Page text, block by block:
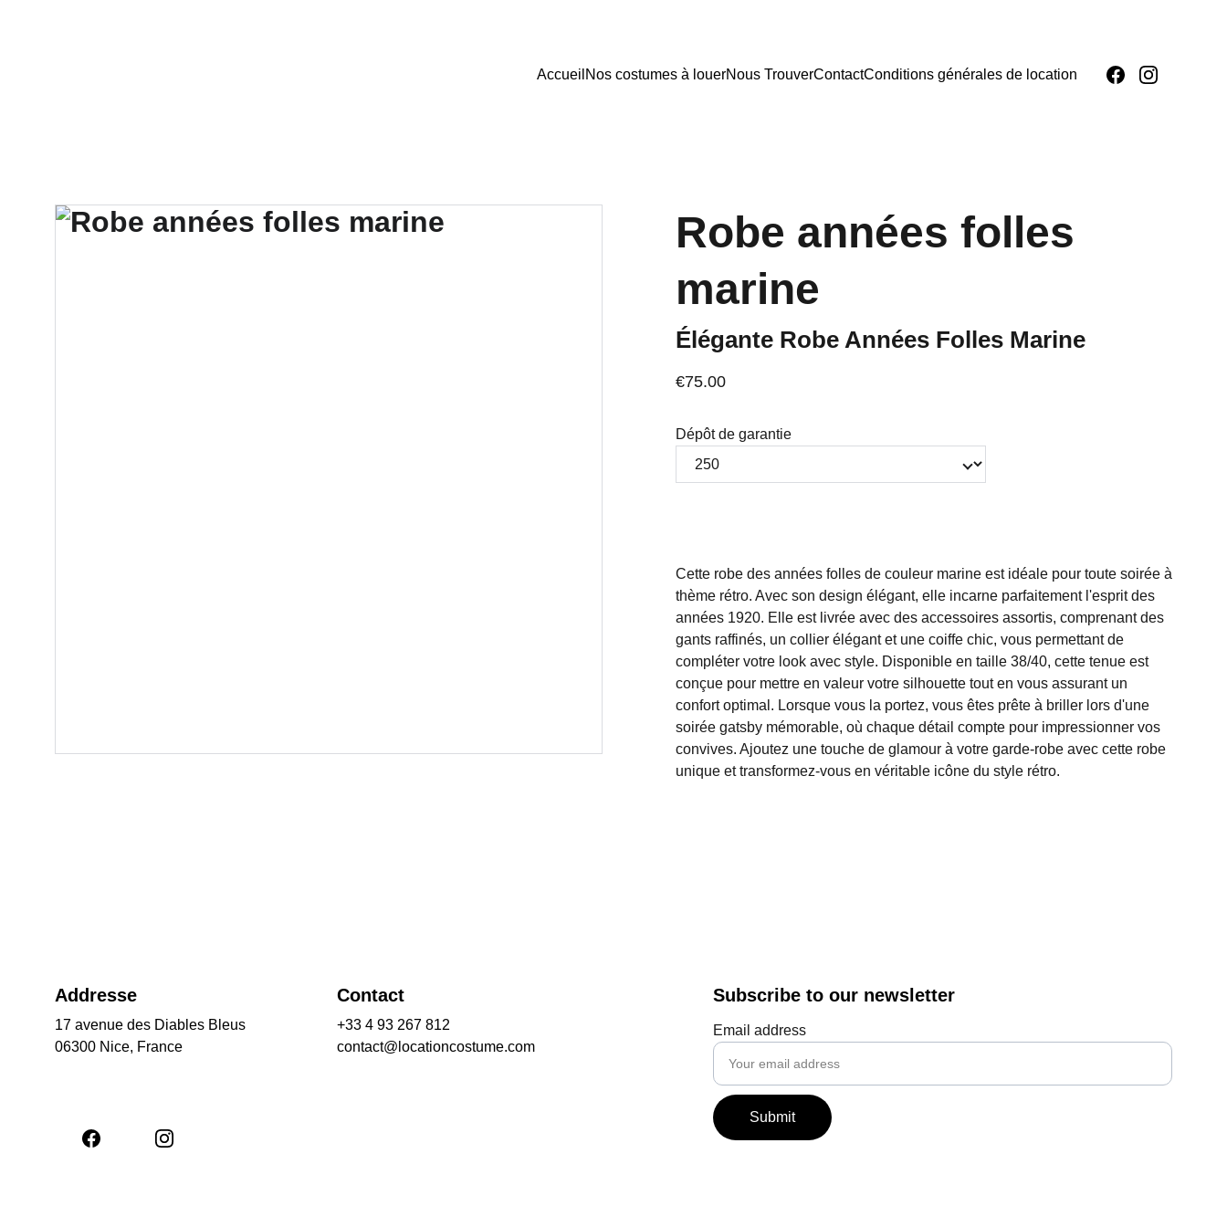
Accueil Nos costumes à louerNous TrouverContactConditions générales de location
Robe années folles
marine
Élégante Robe Années Folles Marine
€75.00
Dépôt de garantie
Cette robe des années folles de couleur marine est idéale pour toute soirée à
thème rétro. Avec son design élégant, elle incarne parfaitement l'esprit des
années 1920. Elle est livrée avec des accessoires assortis, comprenant des
gants raffinés, un collier élégant et une coiffe chic, vous permettant de
compléter votre look avec style. Disponible en taille 38/40, cette tenue est
conçue pour mettre en valeur votre silhouette tout en vous assurant un
confort optimal. Lorsque vous la portez, vous êtes prête à briller lors d'une
soirée gatsby mémorable, où chaque détail compte pour impressionner vos
convives. Ajoutez une touche de glamour à votre garde-robe avec cette robe
unique et transformez-vous en véritable icône du style rétro.
Addresse
17 avenue des Diables Bleus
06300 Nice, France
Contact
+33 4 93 267 812
contact@locationcostume.com
Subscribe to our newsletter
Email address
Submit